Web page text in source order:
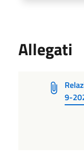
Allegati
9-